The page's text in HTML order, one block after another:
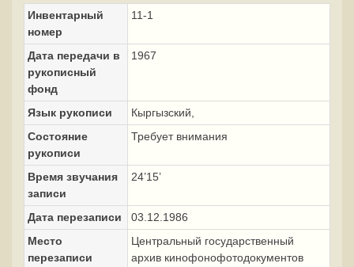
Инвентарный
номер
11-1
Дата передачи в
рукописный
фонд
1967
Язык рукописи
Кыргызский,
Состояние
рукописи
Требует внимания
Время звучания
записи
24’15’
Дата перезаписи
03.12.1986
Место
перезаписи
Центральный государственный
архив кинофонофотодокументов